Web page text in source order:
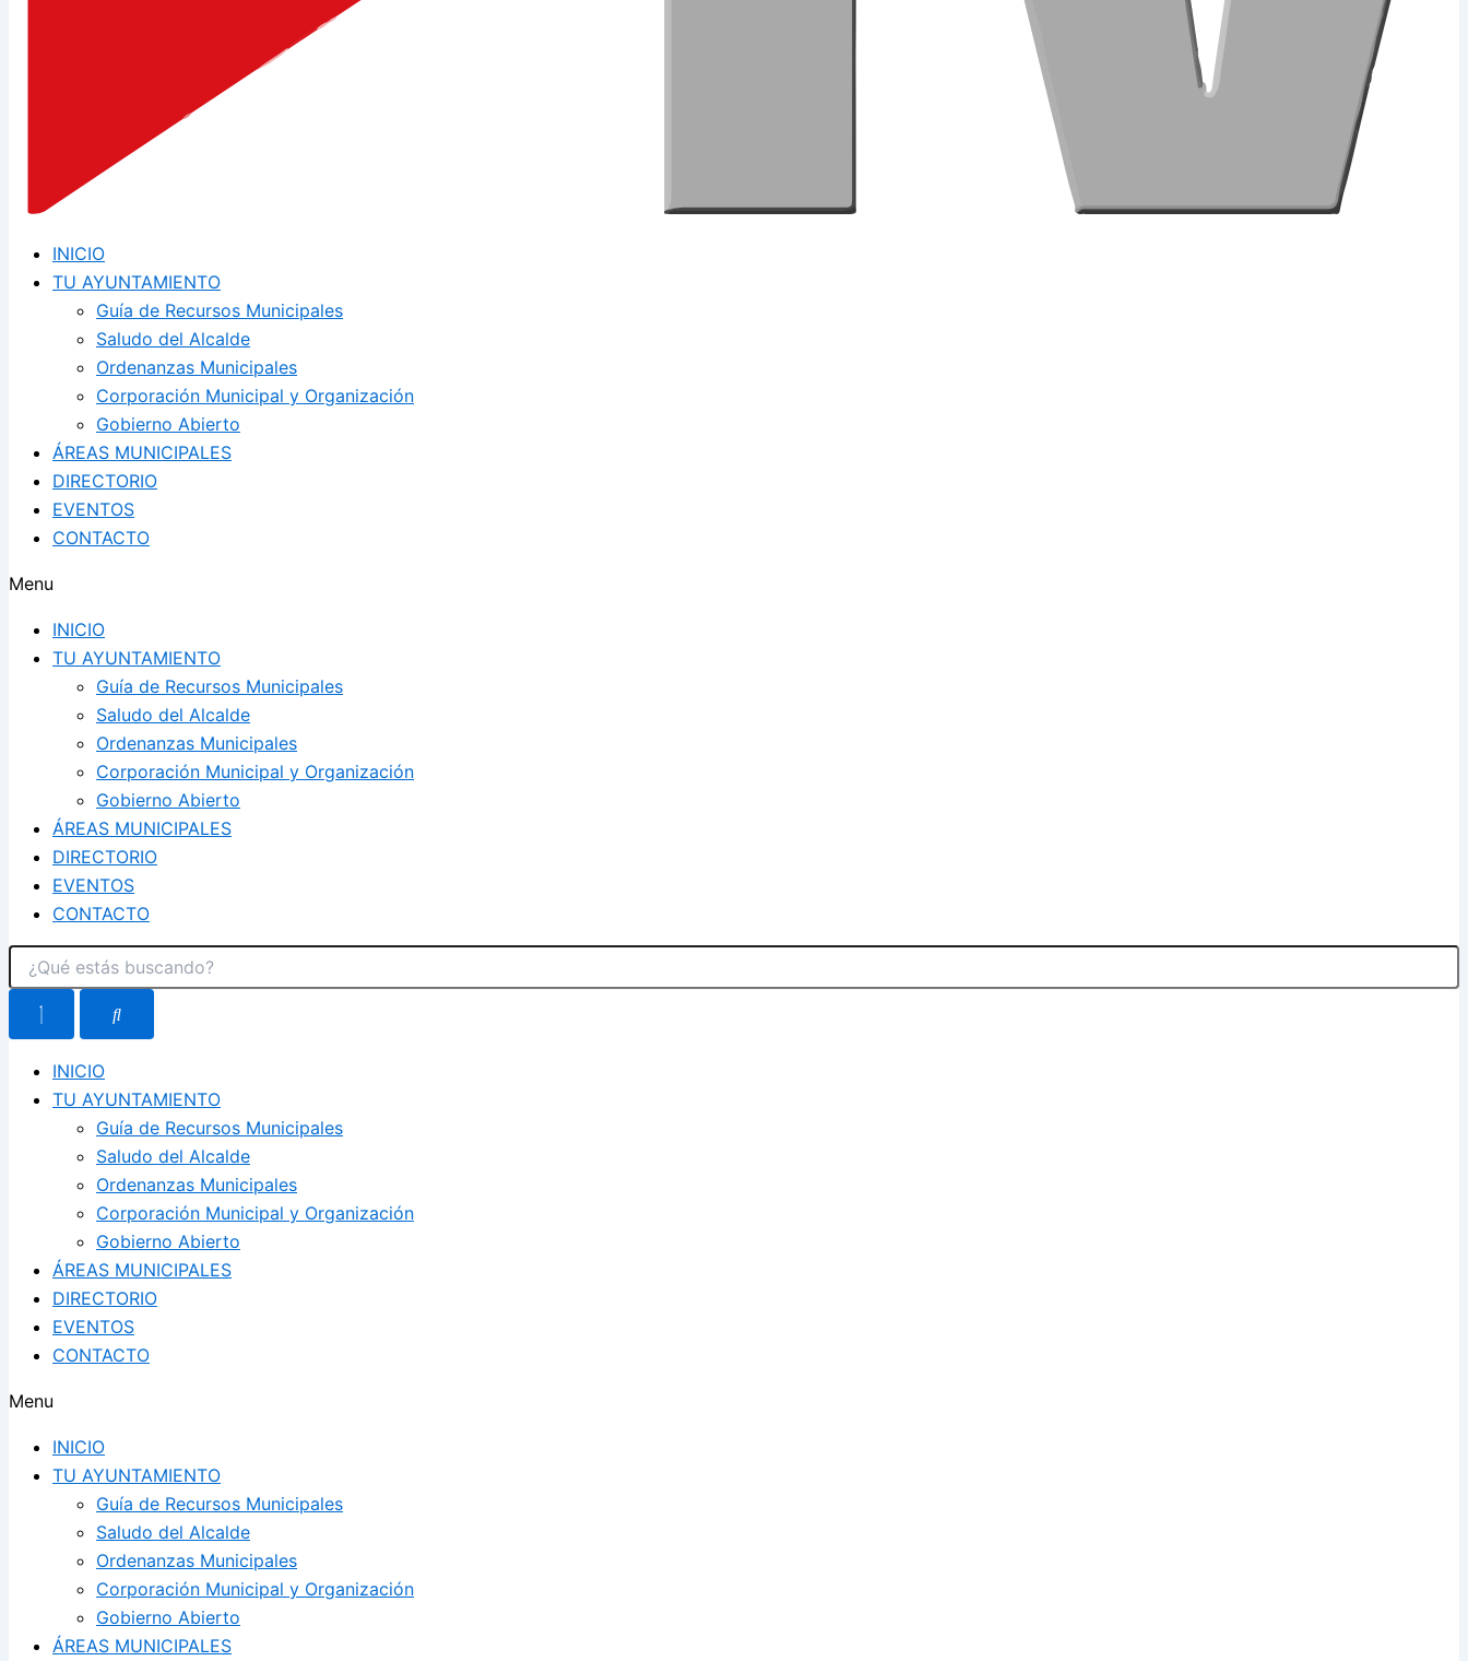
INICIO
TU AYUNTAMIENTO
Guía de Recursos Municipales
Saludo del Alcalde
Ordenanzas Municipales
Corporación Municipal y Organización
Gobierno Abierto
ÁREAS MUNICIPALES
DIRECTORIO
EVENTOS
CONTACTO
Menu
INICIO
TU AYUNTAMIENTO
Guía de Recursos Municipales
Saludo del Alcalde
Ordenanzas Municipales
Corporación Municipal y Organización
Gobierno Abierto
ÁREAS MUNICIPALES
DIRECTORIO
EVENTOS
CONTACTO
INICIO
TU AYUNTAMIENTO
Guía de Recursos Municipales
Saludo del Alcalde
Ordenanzas Municipales
Corporación Municipal y Organización
Gobierno Abierto
ÁREAS MUNICIPALES
DIRECTORIO
EVENTOS
CONTACTO
Menu
INICIO
TU AYUNTAMIENTO
Guía de Recursos Municipales
Saludo del Alcalde
Ordenanzas Municipales
Corporación Municipal y Organización
Gobierno Abierto
ÁREAS MUNICIPALES